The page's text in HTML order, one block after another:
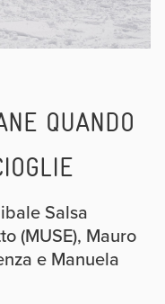
QUANDO
Salsa
(MUSE), Mauro
e Manuela